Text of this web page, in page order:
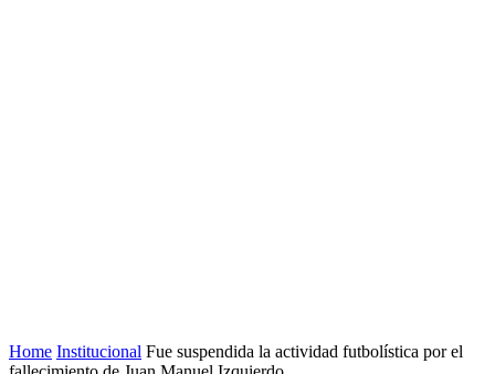
Home Institucional Fue suspendida la actividad futbolística por el